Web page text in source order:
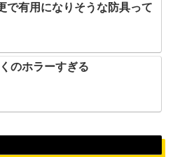
で有用になりそうな防具って
のホラーすぎる